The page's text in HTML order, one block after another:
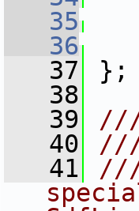
   35
   36
   37
};
   38
   39
///
   40
   41
///